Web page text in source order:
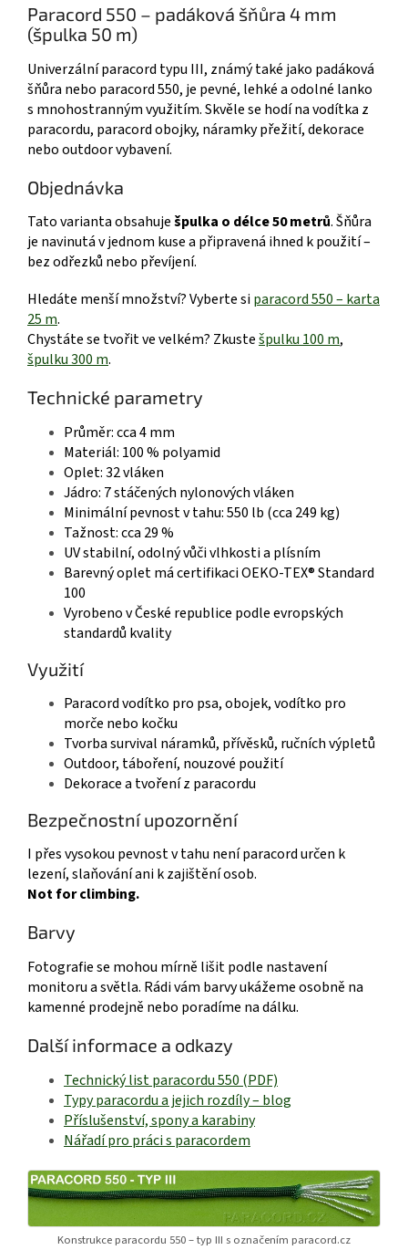
Paracord 550 – padáková šňůra 4 mm
(špulka 50 m)
Univerzální paracord typu III, známý také jako padáková
šňůra nebo paracord 550, je pevné, lehké a odolné lanko
s mnohostranným využitím. Skvěle se hodí na vodítka z
paracordu, paracord obojky, náramky přežití, dekorace
nebo outdoor vybavení.
Objednávka
Tato varianta obsahuješpulka o délce 50 metrů. Šňůra
je navinutá v jednom kuse a připravená ihned k použití –
bez odřezků nebo převíjení.
Hledáte menší množství? Vyberte siparacord 550 – karta
25 m.
Chystáte se tvořit ve velkém? Zkustešpulku 100 m,
špulku 300 m.
Technické parametry
Průměr: cca 4 mm
Materiál: 100 % polyamid
Oplet: 32 vláken
Jádro: 7 stáčených nylonových vláken
Minimální pevnost v tahu: 550 lb (cca 249 kg)
Tažnost: cca 29 %
UV stabilní, odolný vůči vlhkosti a plísním
Barevný oplet má certifikaci OEKO-TEX® Standard
100
Vyrobeno v České republice podle evropských
standardů kvality
Využití
Paracord vodítko pro psa, obojek, vodítko pro
morče nebo kočku
Tvorba survival náramků, přívěsků, ručních výpletů
Outdoor, táboření, nouzové použití
Dekorace a tvoření z paracordu
Bezpečnostní upozornění
I přes vysokou pevnost v tahu není paracord určen k
lezení, slaňování ani k zajištění osob.
Not for climbing.
Barvy
Fotografie se mohou mírně lišit podle nastavení
monitoru a světla. Rádi vám barvy ukážeme osobně na
kamenné prodejně nebo poradíme na dálku.
Další informace a odkazy
Technický list paracordu 550 (PDF)
Typy paracordu a jejich rozdíly – blog
Příslušenství, spony a karabiny
Nářadí pro práci s paracordem
Konstrukce paracordu 550 – typ III s označením paracord.cz